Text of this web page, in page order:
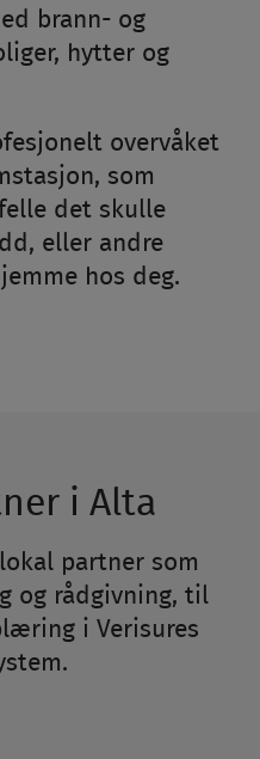
brann- og
hytter og
overvåket
som
det skulle
eller andre
hos deg.
i Alta
partner som
og rådgivning, til
i Verisures